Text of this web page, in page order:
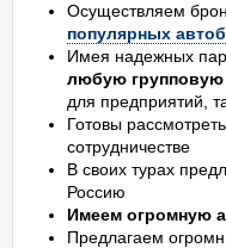
Осуществляем
популярных
Имея надежных
любую групповую
для предприятий,
Готовы
сотрудничестве
В своих турах
Россию
Имеем огромную
Предлагаем